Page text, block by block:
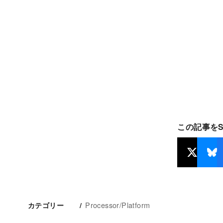
この記事を
カテゴリー Processor/Platform